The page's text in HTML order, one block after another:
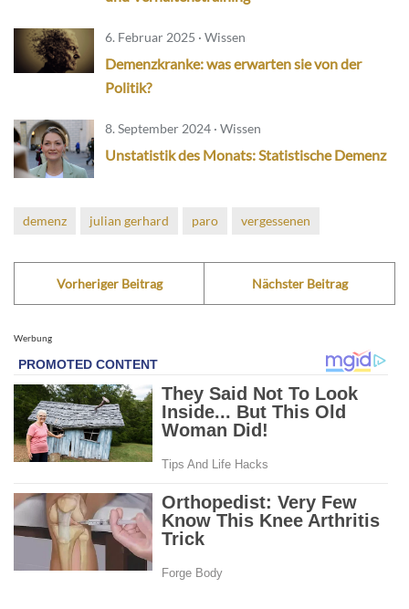
6. Februar 2025 · Wissen
Demenzkranke: was erwarten sie von der
Politik?
8. September 2024 · Wissen
Unstatistik des Monats: Statistische Demenz
demenz julian gerhard paro vergessenen
Vorheriger Beitrag Nächster Beitrag
Werbung